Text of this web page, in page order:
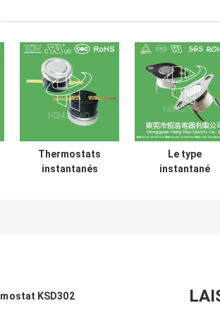
Thermostats
instantanés
Le type
instantané
KSD302